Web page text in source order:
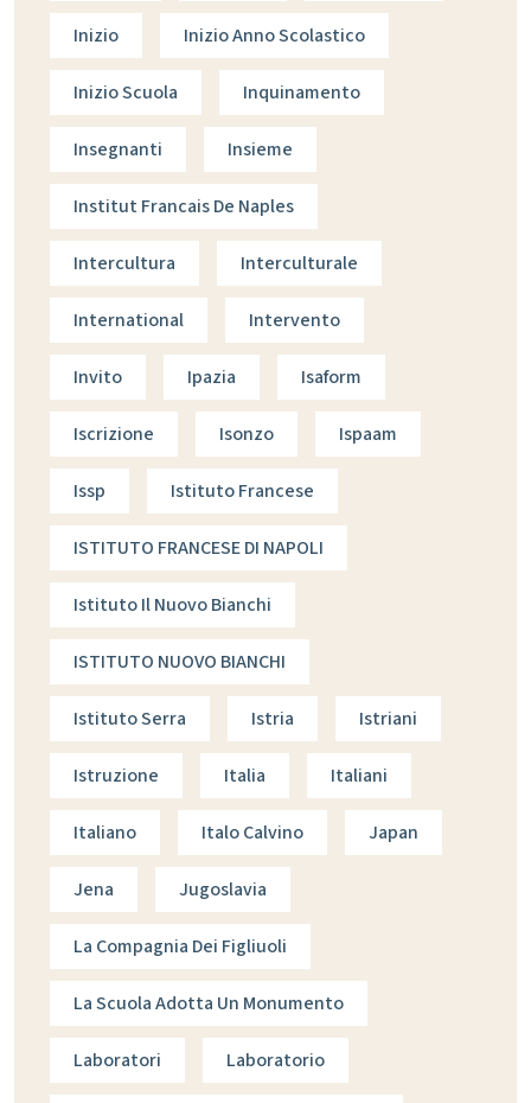
Inizio Inizio Anno Scolastico
Inizio Scuola Inquinamento
Insegnanti Insieme
Institut Francais De Naples
Intercultura Interculturale
International Intervento
Invito Ipazia Isaform
Iscrizione Isonzo Ispaam
Issp Istituto Francese
ISTITUTO FRANCESE DI NAPOLI
Istituto Il Nuovo Bianchi
ISTITUTO NUOVO BIANCHI
Istituto Serra Istria Istriani
Istruzione Italia Italiani
Italiano Italo Calvino Japan
Jena Jugoslavia
La Compagnia Dei Figliuoli
La Scuola Adotta Un Monumento
Laboratori Laboratorio